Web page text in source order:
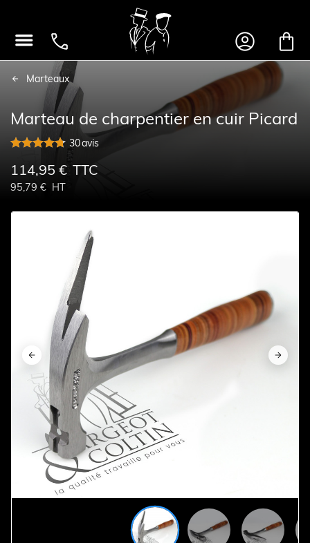
   
Marteaux
Marteau de charpentier en cuir Picard
30avis
114,95 € TTC
95,79 € HT
 
 
 
 
 
 
 
 
 